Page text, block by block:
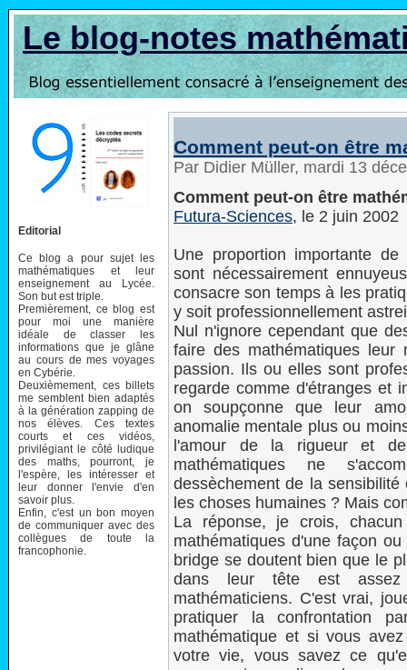
Le blog-notes
Editorial
Ce blog a pour sujet les
mathématiques et leur
enseignement au Lycée.
Son but est triple.
Premièrement, ce blog est
pour moi une manière
idéale de classer les
informations que je glâne
au cours de mes voyages
en Cybérie.
Deuxièmement, ces billets
me semblent bien adaptés
à la génération zapping de
nos élèves. Ces textes
courts et ces vidéos,
privilégiant le côté ludique
des maths, pourront, je
l'espère, les intéresser et
leur donner l'envie d'en
savoir plus.
Enfin, c'est un bon moyen
de communiquer avec des
collègues de toute la
francophonie.
Comment peut-on être
Par Didier Müller, mardi 13
Comment peut-on être
Futura-Sciences, le 2 juin 2002
Une proportion importante
sont nécessairement
consacre son temps à les
y soit professionnellement
Nul n'ignore cependant que
faire des mathématiques
passion. Ils ou elles sont
regarde comme d'étranges et
on soupçonne que leur
anomalie mentale plus ou
l'amour de la rigueur et
mathématiques ne
dessèchement de la
les choses humaines ? Mais
La réponse, je crois,
mathématiques d'une façon
bridge se doutent bien que le
dans leur tête est assez
mathématiciens. C'est vrai,
pratiquer la confrontation
mathématique et si vous
votre vie, vous savez ce